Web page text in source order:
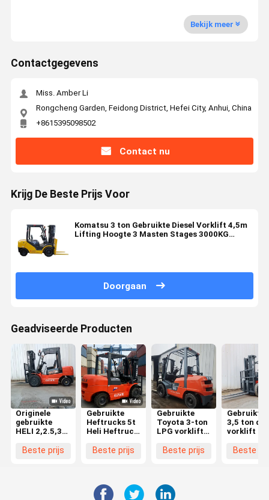
Bekijk meer
Contactgegevens
Miss. Amber Li
Rongcheng Garden, Feidong District, Hefei City, Anhui, China
+8615395098502
Contact nu
Krijg De Beste Prijs Voor
Komatsu 3 ton Gebruikte Diesel Vorklift 4,5m
Lifting Hoogte 3 Masten Stages 3000KG
Doorgaan
Geadviseerde Producten
Originele
gebruikte
HELI 2,2.5,35
vorkheftruck
Beste prijs
Gebruikte
Heftrucks 5t
Heli Heftruck
Beste Prijs
Diesel
Heftruck Met
Beste prijs
Gebruikte
Toyota 3-ton
LPG vorklift
hefhoogte
systeem
Beste prijs
Gebruikte
3,5 ton
vorklift in
meter lift
Beste